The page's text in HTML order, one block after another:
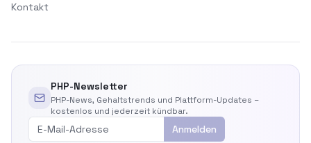
Kontakt
PHP-Newsletter
PHP-News, Gehaltstrends und Plattform-Updates –
kostenlos und jederzeit kündbar.
Anmelden